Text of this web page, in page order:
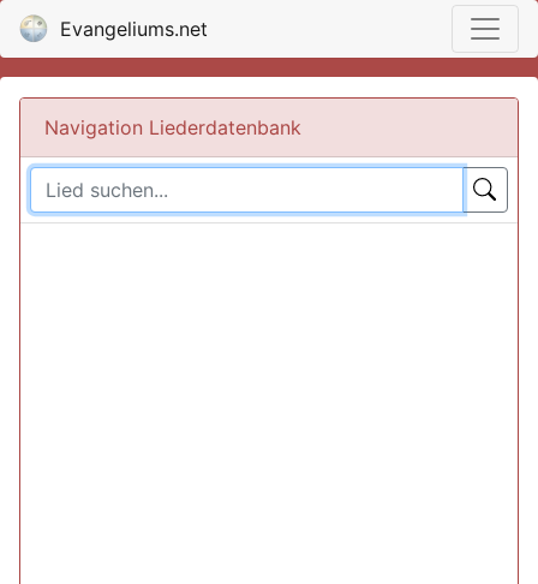
Evangeliums.net
Navigation Liederdatenbank